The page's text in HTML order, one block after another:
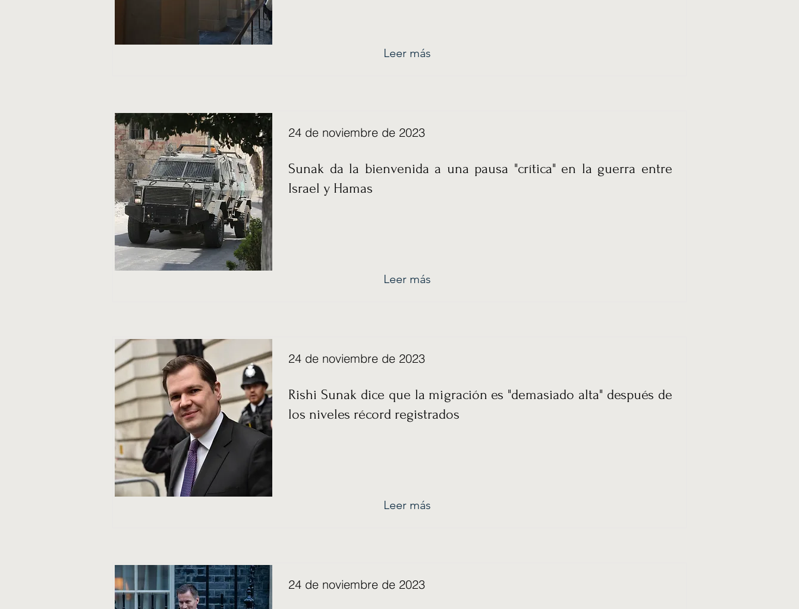
Leer más
24 de noviembre de 2023
Sunak da la bienvenida a una pausa "crítica" en la guerra entre
Israel y Hamas
Leer más
24 de noviembre de 2023
Rishi Sunak dice que la migración es "demasiado alta" después de
los niveles récord registrados
Leer más
24 de noviembre de 2023